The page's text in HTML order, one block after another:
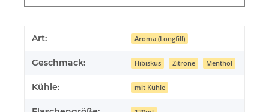
Art: Aroma (Longfill)
Geschmack: Hibiskus Zitrone Menthol
Kühle: mit Kühle